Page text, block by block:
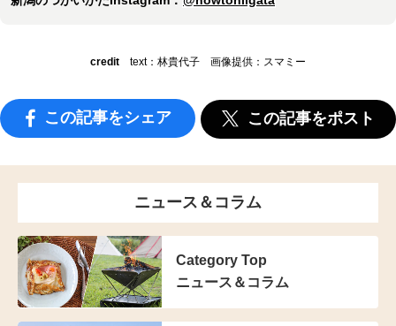
credit text：林貴代子 画像提供：スマミー
この記事をシェア この記事をポスト
ニュース＆コラム
Category Top
ニュース＆コラム